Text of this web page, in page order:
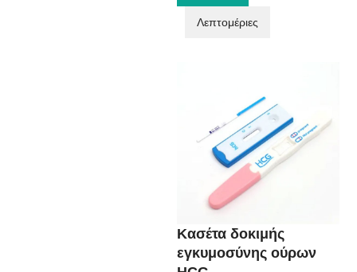
Λεπτομέριες
Κασέτα δοκιμής
εγκυμοσύνης ούρων